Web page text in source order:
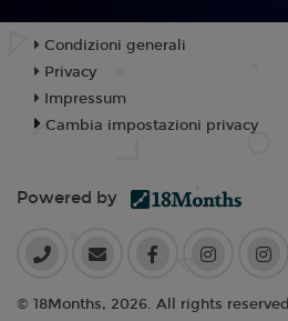
Condizioni generali
Privacy
Impressum
Cambia impostazioni privacy
Powered by
© 18Months, 2026. All rights reserved